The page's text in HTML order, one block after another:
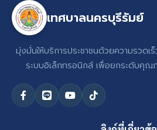
เทศบาลนครบุรีรัมย์
มุ่งมั่นให้บริการประชาชนด้วยความรวดเ
ระบบอิเล็กทรอนิกส์ เพื่อยกระดับคุณ